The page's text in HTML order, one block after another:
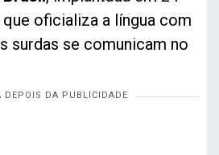
oficializa a língua com
surdas se comunicam no